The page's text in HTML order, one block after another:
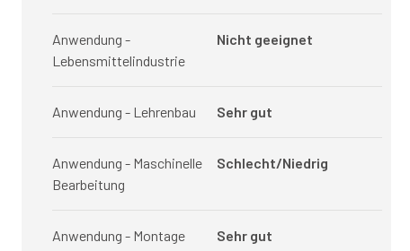
Anwendung -
Lebensmittelindustrie
Nicht geeignet
Anwendung - Lehrenbau Sehr gut
Anwendung - Maschinelle
Bearbeitung
Schlecht/Niedrig
Anwendung - Montage Sehr gut